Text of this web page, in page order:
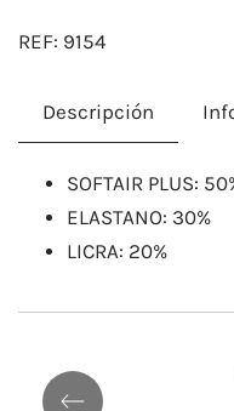
REF: 9154
Descripción
​SOFTAIR PLUS:
ELASTANO: 30%
LICRA: 20%